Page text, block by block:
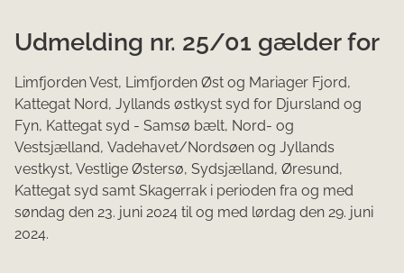
Udmelding nr. 25/01 gælder for
Limfjorden Vest, Limfjorden Øst og Mariager Fjord,
Kattegat Nord, Jyllands østkyst syd for Djursland og
Fyn, Kattegat syd - Samsø bælt, Nord- og
Vestsjælland, Vadehavet/Nordsøen og Jyllands
vestkyst, Vestlige Østersø, Sydsjælland, Øresund,
Kattegat syd samt Skagerrak i perioden fra og med
søndag den 23. juni 2024 til og med lørdag den 29. juni
2024.